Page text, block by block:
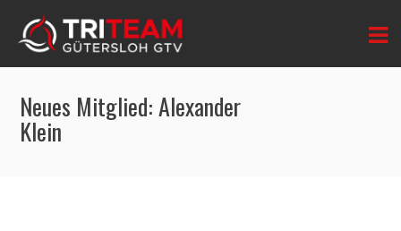
Neues Mitglied: Alexander
Klein